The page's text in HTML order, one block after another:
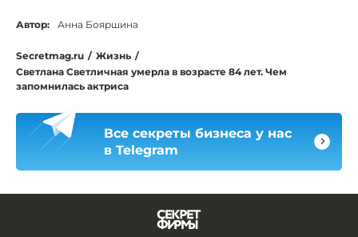
Автор: Анна Бояршина
Secretmag.ru / Жизнь /
Светлана Светличная умерла в возрасте 84 лет. Чем
запомнилась актриса
Все секреты бизнеса у нас
в Telegram